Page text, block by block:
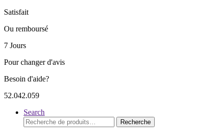
Satisfait
Ou remboursé
7 Jours
Pour changer d'avis
Besoin d'aide?
52.042.059
Search
Recherche
pour :
Recherche